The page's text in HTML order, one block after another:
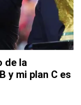
de la
y mi plan C es